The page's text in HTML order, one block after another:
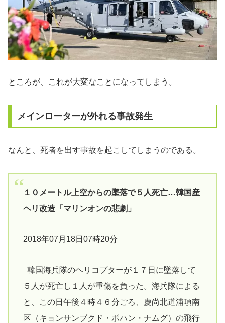
ところが、これが大変なことになってしまう。
メインローターが外れる事故発生
なんと、死者を出す事故を起こしてしまうのである。
１０メートル上空からの墜落で５人死亡…韓国産
ヘリ改造「マリンオンの悲劇」
2018年07月18日07時20分
韓国海兵隊のヘリコプターが１７日に墜落して
５人が死亡し１人が重傷を負った。海兵隊による
と、この日午後４時４６分ごろ、慶尚北道浦項南
区（キョンサンブクド・ポハン・ナムグ）の飛行